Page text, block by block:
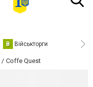
В Військторги
Coffe Quest